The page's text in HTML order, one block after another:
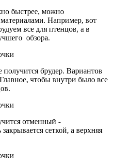
быстрее, можно
Например, вот
все для птенцов, а в
обзора.
брудер. Вариантов
чтобы внутри было все
отменный -
сеткой, а верхняя